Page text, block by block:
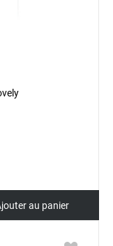
au panier